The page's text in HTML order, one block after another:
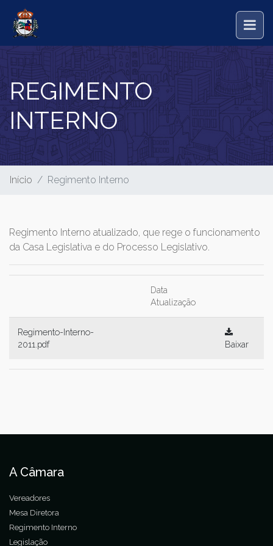
REGIMENTO
INTERNO
Início Regimento Interno
Regimento Interno atualizado, que rege o funcionamento
da Casa Legislativa e do Processo Legislativo.
Data
Atualização
Regimento-Interno-
2011.pdf
Baixar
A Câmara
Vereadores
Mesa Diretora
Regimento Interno
Legislação